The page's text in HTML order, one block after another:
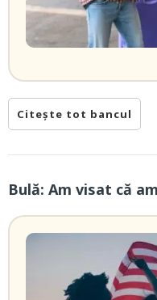
Citește tot bancul
Bulă: Am visat că